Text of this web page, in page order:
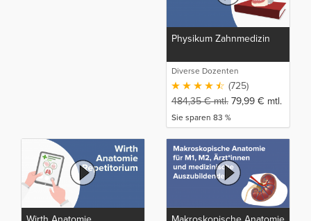
Physikum Zahnmedizin
Diverse Dozenten
(725)
484,35€mtl. 79,99 € mtl.
Sie sparen 83 %